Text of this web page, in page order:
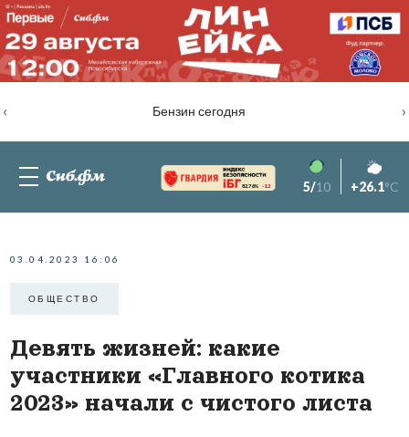
Бензин сегодня
‹ ›
82.76% -1.2 5/10 +26.1°C
03.04.2023 16:06
ОБЩЕСТВО
Девять жизней: какие
участники «Главного котика
2023» начали с чистого листа